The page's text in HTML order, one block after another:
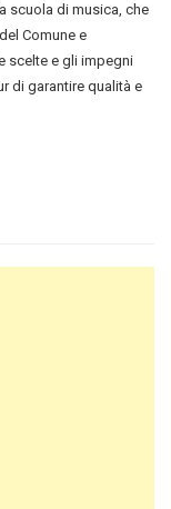
scuola di musica, che
Comune e
scelte e gli impegni
di garantire qualità e